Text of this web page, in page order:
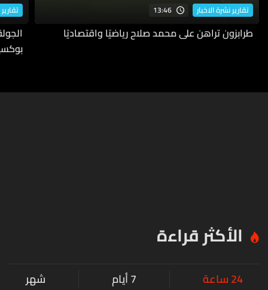
تقارير نشرة الاخبار 13:46
طرابزون تراهن على محمد صلاح رياضيًا واقتصاديًا
الأكثر قراءة
24 ساعة 7 أيام شهر